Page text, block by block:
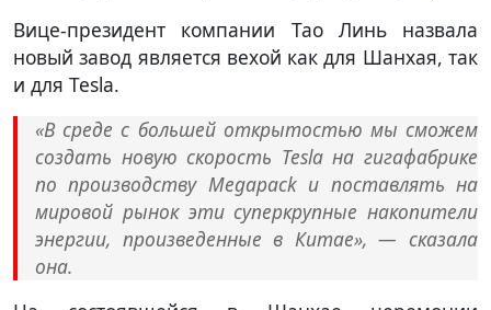
Вице-президент компании Тао Линь назвала
новый завод является вехой как для Шанхая, так
и для Tesla.
«В среде с большей открытостью мы сможем
создать новую скорость Tesla на гигафабрике
по производству Megapack и поставлять на
мировой рынок эти суперкрупные накопители
энергии, произведенные в Китае», — сказала
она.